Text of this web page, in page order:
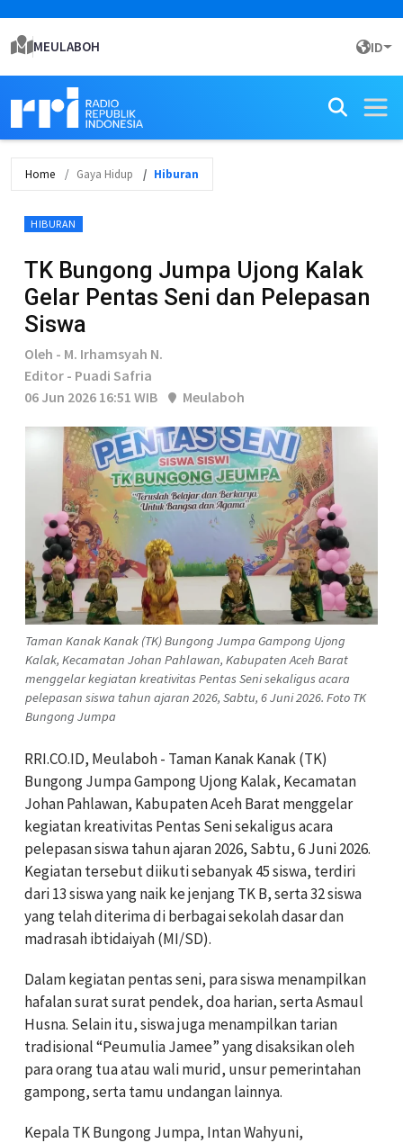
MEULABOH ID
Home Gaya Hidup Hiburan
HIBURAN
TK Bungong Jumpa Ujong Kalak
Gelar Pentas Seni dan Pelepasan
Siswa
Oleh - M. Irhamsyah N.
Editor - Puadi Safria
06 Jun 2026 16:51 WIB
Meulaboh
Taman Kanak Kanak (TK) Bungong Jumpa Gampong Ujong
Kalak, Kecamatan Johan Pahlawan, Kabupaten Aceh Barat
menggelar kegiatan kreativitas Pentas Seni sekaligus acara
pelepasan siswa tahun ajaran 2026, Sabtu, 6 Juni 2026. Foto TK
Bungong Jumpa
RRI.CO.ID, Meulaboh - Taman Kanak Kanak (TK)
Bungong Jumpa Gampong Ujong Kalak, Kecamatan
Johan Pahlawan, Kabupaten Aceh Barat menggelar
kegiatan kreativitas Pentas Seni sekaligus acara
pelepasan siswa tahun ajaran 2026, Sabtu, 6 Juni 2026.
Kegiatan tersebut diikuti sebanyak 45 siswa, terdiri
dari 13 siswa yang naik ke jenjang TK B, serta 32 siswa
yang telah diterima di berbagai sekolah dasar dan
madrasah ibtidaiyah (MI/SD).
Dalam kegiatan pentas seni, para siswa menampilkan
hafalan surat surat pendek, doa harian, serta Asmaul
Husna. Selain itu, siswa juga menampilkan tarian
tradisional “Peumulia Jamee” yang disaksikan oleh
para orang tua atau wali murid, unsur pemerintahan
gampong, serta tamu undangan lainnya.
Kepala TK Bungong Jumpa, Intan Wahyuni,